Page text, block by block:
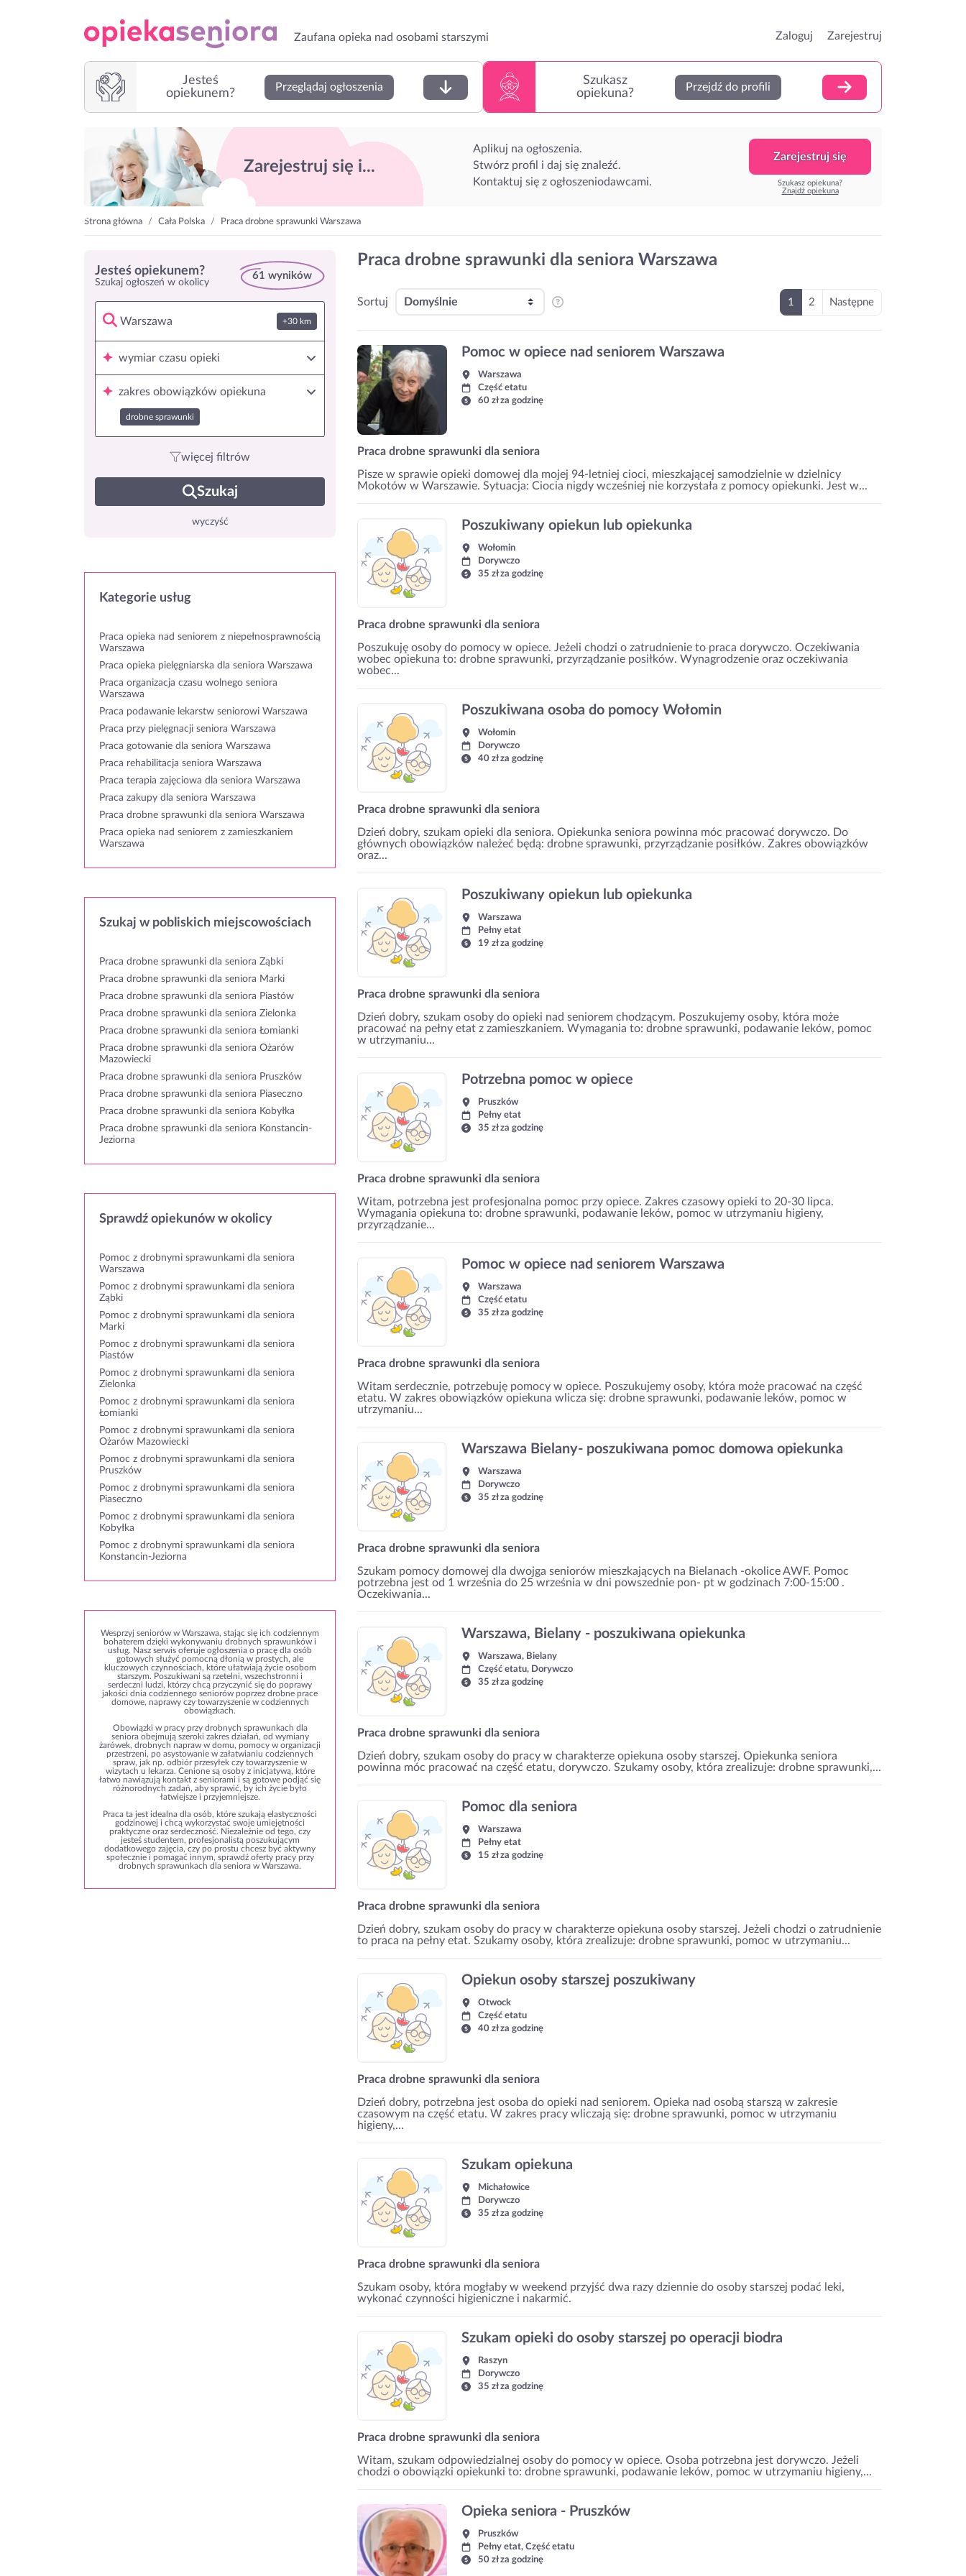
Zaufana opieka nad osobami starszymi Zaloguj Zarejestruj
Jesteś
opiekunem?
Przeglądaj ogłoszenia
Szukasz
opiekuna?
Przejdź do profili
Zarejestruj się i...
Aplikuj na ogłoszenia.
Stwórz profil i daj się znaleźć.
Kontaktuj się z ogłoszeniodawcami.
Zarejestruj się
Szukasz opiekuna?
Znajdź opiekuna
Strona główna Cała Polska Praca drobne sprawunki Warszawa
Jesteś opiekunem?
Szukaj ogłoszeń w okolicy
61 wyników
+30 km
wymiar czasu opieki
zakres obowiązków opiekuna
drobne sprawunki
więcej filtrów
Szukaj
wyczyść
Kategorie usług
Praca opieka nad seniorem z niepełnosprawnością
Warszawa
Praca opieka pielęgniarska dla seniora Warszawa
Praca organizacja czasu wolnego seniora
Warszawa
Praca podawanie lekarstw seniorowi Warszawa
Praca przy pielęgnacji seniora Warszawa
Praca gotowanie dla seniora Warszawa
Praca rehabilitacja seniora Warszawa
Praca terapia zajęciowa dla seniora Warszawa
Praca zakupy dla seniora Warszawa
Praca drobne sprawunki dla seniora Warszawa
Praca opieka nad seniorem z zamieszkaniem
Warszawa
Szukaj w pobliskich miejscowościach
Praca drobne sprawunki dla seniora Ząbki
Praca drobne sprawunki dla seniora Marki
Praca drobne sprawunki dla seniora Piastów
Praca drobne sprawunki dla seniora Zielonka
Praca drobne sprawunki dla seniora Łomianki
Praca drobne sprawunki dla seniora Ożarów
Mazowiecki
Praca drobne sprawunki dla seniora Pruszków
Praca drobne sprawunki dla seniora Piaseczno
Praca drobne sprawunki dla seniora Kobyłka
Praca drobne sprawunki dla seniora Konstancin-
Jeziorna
Sprawdź opiekunów w okolicy
Pomoc z drobnymi sprawunkami dla seniora
Warszawa
Pomoc z drobnymi sprawunkami dla seniora
Ząbki
Pomoc z drobnymi sprawunkami dla seniora
Marki
Pomoc z drobnymi sprawunkami dla seniora
Piastów
Pomoc z drobnymi sprawunkami dla seniora
Zielonka
Pomoc z drobnymi sprawunkami dla seniora
Łomianki
Pomoc z drobnymi sprawunkami dla seniora
Ożarów Mazowiecki
Pomoc z drobnymi sprawunkami dla seniora
Pruszków
Pomoc z drobnymi sprawunkami dla seniora
Piaseczno
Pomoc z drobnymi sprawunkami dla seniora
Kobyłka
Pomoc z drobnymi sprawunkami dla seniora
Konstancin-Jeziorna
Wesprzyj seniorów w Warszawa, stając się ich codziennym
bohaterem dzięki wykonywaniu drobnych sprawunków i
usług. Nasz serwis oferuje ogłoszenia o pracę dla osób
gotowych służyć pomocną dłonią w prostych, ale
kluczowych czynnościach, które ułatwiają życie osobom
starszym. Poszukiwani są rzetelni, wszechstronni i
serdeczni ludzi, którzy chcą przyczynić się do poprawy
jakości dnia codziennego seniorów poprzez drobne prace
domowe, naprawy czy towarzyszenie w codziennych
obowiązkach.
Obowiązki w pracy przy drobnych sprawunkach dla
seniora obejmują szeroki zakres działań, od wymiany
żarówek, drobnych napraw w domu, pomocy w organizacji
przestrzeni, po asystowanie w załatwianiu codziennych
spraw, jak np. odbiór przesyłek czy towarzyszenie w
wizytach u lekarza. Cenione są osoby z inicjatywą, które
łatwo nawiązują kontakt z seniorami i są gotowe podjąć się
różnorodnych zadań, aby sprawić, by ich życie było
łatwiejsze i przyjemniejsze.
Praca ta jest idealna dla osób, które szukają elastyczności
godzinowej i chcą wykorzystać swoje umiejętności
praktyczne oraz serdeczność. Niezależnie od tego, czy
jesteś studentem, profesjonalistą poszukującym
dodatkowego zajęcia, czy po prostu chcesz być aktywny
społecznie i pomagać innym, sprawdź oferty pracy przy
drobnych sprawunkach dla seniora w Warszawa.
Praca drobne sprawunki dla seniora Warszawa
Sortuj 1 2 Następne
Pomoc w opiece nad seniorem Warszawa
Warszawa
Część etatu
60 zł za godzinę
Praca drobne sprawunki dla seniora
Pisze w sprawie opieki domowej dla mojej 94-letniej cioci, mieszkającej samodzielnie w dzielnicy
Mokotów w Warszawie. Sytuacja: Ciocia nigdy wcześniej nie korzystała z pomocy opiekunki. Jest w...
Poszukiwany opiekun lub opiekunka
Wołomin
Dorywczo
35 zł za godzinę
Praca drobne sprawunki dla seniora
Poszukuję osoby do pomocy w opiece. Jeżeli chodzi o zatrudnienie to praca dorywczo. Oczekiwania
wobec opiekuna to: drobne sprawunki, przyrządzanie posiłków. Wynagrodzenie oraz oczekiwania
wobec...
Poszukiwana osoba do pomocy Wołomin
Wołomin
Dorywczo
40 zł za godzinę
Praca drobne sprawunki dla seniora
Dzień dobry, szukam opieki dla seniora. Opiekunka seniora powinna móc pracować dorywczo. Do
głównych obowiązków należeć będą: drobne sprawunki, przyrządzanie posiłków. Zakres obowiązków
oraz...
Poszukiwany opiekun lub opiekunka
Warszawa
Pełny etat
19 zł za godzinę
Praca drobne sprawunki dla seniora
Dzień dobry, szukam osoby do opieki nad seniorem chodzącym. Poszukujemy osoby, która może
pracować na pełny etat z zamieszkaniem. Wymagania to: drobne sprawunki, podawanie leków, pomoc
w utrzymaniu...
Potrzebna pomoc w opiece
Pruszków
Pełny etat
35 zł za godzinę
Praca drobne sprawunki dla seniora
Witam, potrzebna jest profesjonalna pomoc przy opiece. Zakres czasowy opieki to 20-30 lipca.
Wymagania opiekuna to: drobne sprawunki, podawanie leków, pomoc w utrzymaniu higieny,
przyrządzanie...
Pomoc w opiece nad seniorem Warszawa
Warszawa
Część etatu
35 zł za godzinę
Praca drobne sprawunki dla seniora
Witam serdecznie, potrzebuję pomocy w opiece. Poszukujemy osoby, która może pracować na część
etatu. W zakres obowiązków opiekuna wlicza się: drobne sprawunki, podawanie leków, pomoc w
utrzymaniu...
Warszawa Bielany- poszukiwana pomoc domowa opiekunka
Warszawa
Dorywczo
35 zł za godzinę
Praca drobne sprawunki dla seniora
Szukam pomocy domowej dla dwojga seniorów mieszkających na Bielanach -okolice AWF. Pomoc
potrzebna jest od 1 września do 25 września w dni powszednie pon- pt w godzinach 7:00-15:00 .
Oczekiwania...
Warszawa, Bielany - poszukiwana opiekunka
Warszawa, Bielany
Część etatu, Dorywczo
35 zł za godzinę
Praca drobne sprawunki dla seniora
Dzień dobry, szukam osoby do pracy w charakterze opiekuna osoby starszej. Opiekunka seniora
powinna móc pracować na część etatu, dorywczo. Szukamy osoby, która zrealizuje: drobne sprawunki,...
Pomoc dla seniora
Warszawa
Pełny etat
15 zł za godzinę
Praca drobne sprawunki dla seniora
Dzień dobry, szukam osoby do pracy w charakterze opiekuna osoby starszej. Jeżeli chodzi o zatrudnienie
to praca na pełny etat. Szukamy osoby, która zrealizuje: drobne sprawunki, pomoc w utrzymaniu...
Opiekun osoby starszej poszukiwany
Otwock
Część etatu
40 zł za godzinę
Praca drobne sprawunki dla seniora
Dzień dobry, potrzebna jest osoba do opieki nad seniorem. Opieka nad osobą starszą w zakresie
czasowym na część etatu. W zakres pracy wliczają się: drobne sprawunki, pomoc w utrzymaniu
higieny,...
Szukam opiekuna
Michałowice
Dorywczo
35 zł za godzinę
Praca drobne sprawunki dla seniora
Szukam osoby, która mogłaby w weekend przyjść dwa razy dziennie do osoby starszej podać leki,
wykonać czynności higieniczne i nakarmić.
Szukam opieki do osoby starszej po operacji biodra
Raszyn
Dorywczo
35 zł za godzinę
Praca drobne sprawunki dla seniora
Witam, szukam odpowiedzialnej osoby do pomocy w opiece. Osoba potrzebna jest dorywczo. Jeżeli
chodzi o obowiązki opiekunki to: drobne sprawunki, podawanie leków, pomoc w utrzymaniu higieny,...
Opieka seniora - Pruszków
Pruszków
Pełny etat, Część etatu
50 zł za godzinę